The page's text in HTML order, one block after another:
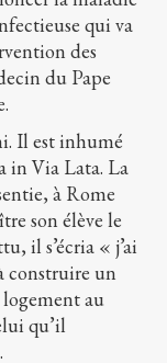
qui va
des
du Pape
Il est inhumé
in Via Lata. La
à Rome
son élève le
il s’écria « j’ai
construire un
au
qu’il